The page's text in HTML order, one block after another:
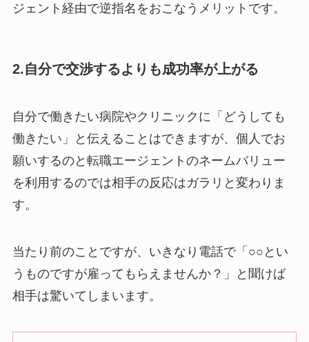
ジェント経由で逆指名をおこなうメリットです。
2.自分で交渉するよりも成功率が上がる
自分で働きたい病院やクリニックに「どうしても
働きたい」と伝えることはできますが、個人でお
願いするのと転職エージェントのネームバリュー
を利用するのでは相手の反応はガラリと変わりま
す。
当たり前のことですが、いきなり電話で「○○とい
うものですが雇ってもらえませんか？」と聞けば
相手は驚いてしまいます。